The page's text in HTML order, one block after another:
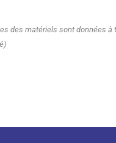
des matériels sont données à